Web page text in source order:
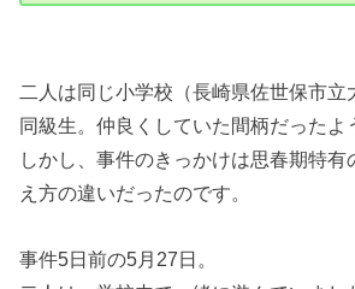
二人は同じ小学校（長崎県佐世保市立
同級生。仲良くしていた間柄だったよ
しかし、事件のきっかけは思春期特有
え方の違いだったのです。
事件5日前の5月27日。